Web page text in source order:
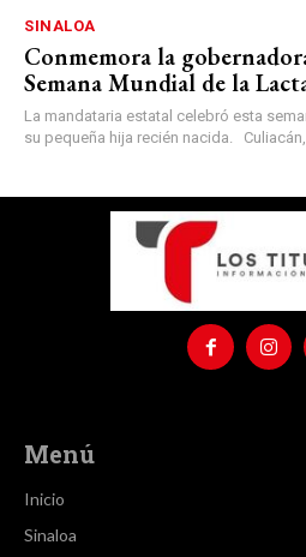
SINALOA
Conmemora la
Semana Mundial de la
La mandataria estatal celebró esta
su pequeña
Menú
Inicio
Sinaloa